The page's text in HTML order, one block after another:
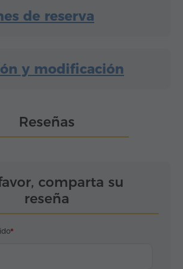
de reserva
y modificación
Reseñas
comparta su
reseña